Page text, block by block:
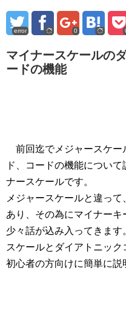
error 0
マイナースケールの
ードの機能
前回迄でメジャースケー
ド、コードの機能につい
ナースケールです。
メジャースケールと違っ
あり、その為にマイナー
少々話が込み入ってきま
スケールとダイアトニッ
初心者の方向けに簡単に説